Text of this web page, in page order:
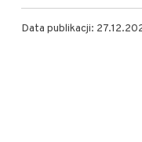
Data publikacji: